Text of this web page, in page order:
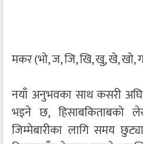
मकर (भो, ज, जि, खि, खु, खे, खो,
नयाँ अनुभवका साथ कसरी अघि
भइने छ, हिसाबकिताबको
जिम्मेबारीका लागि समय